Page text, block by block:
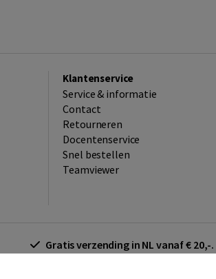
Klantenservice
Service & informatie
Contact
Retourneren
Docentenservice
Snel bestellen
Teamviewer
Gratis verzending in NL vanaf € 20,-.